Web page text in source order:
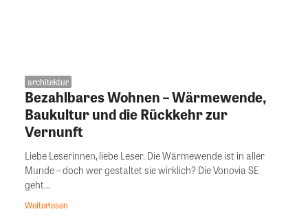
architektur
Bezahlbares Wohnen – Wärmewende,
Baukultur und die Rückkehr zur
Vernunft
Liebe Leserinnen, liebe Leser. Die Wärmewende ist in aller
Munde – doch wer gestaltet sie wirklich? Die Vonovia SE
geht...
Weiterlesen